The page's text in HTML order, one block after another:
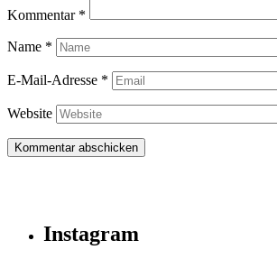
Kommentar *
Name *
E-Mail-Adresse *
Website
Instagram